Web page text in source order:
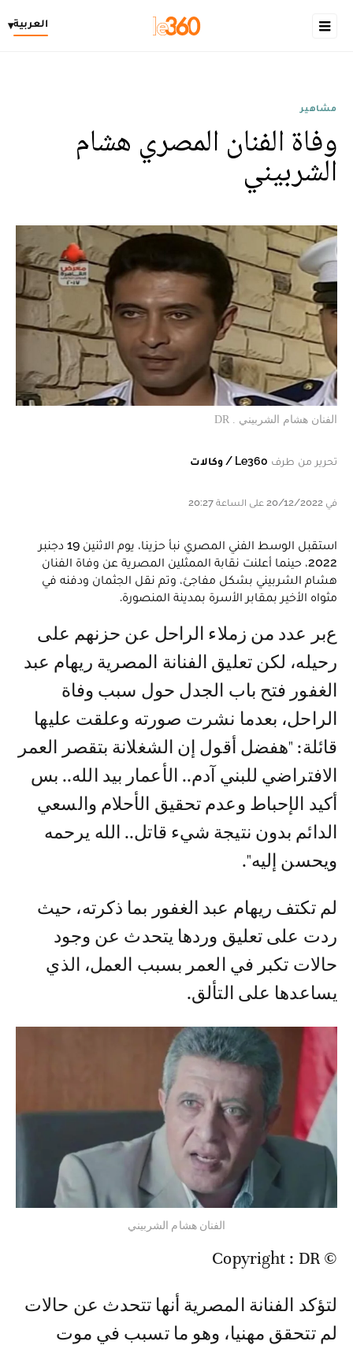
العربية▾
مشاهير
وفاة الفنان المصري هشام
الشربيني
الفنان هشام الشربيني . DR
تحرير من طرف Le360 / وكالات
في 20/12/2022 على الساعة 20:27
استقبل الوسط الفني المصري نبأ حزينا، يوم الاثنين 19 دجنبر
2022، حينما أعلنت نقابة الممثلين المصرية عن وفاة الفنان
هشام الشربيني بشكل مفاجئ، وتم نقل الجثمان ودفنه في
مثواه الأخير بمقابر الأسرة بمدينة المنصورة.
عبر عدد من زملاء الراحل عن حزنهم على
رحيله، لكن تعليق الفنانة المصرية ريهام عبد
الغفور فتح باب الجدل حول سبب وفاة
الراحل، بعدما نشرت صورته وعلقت عليها
قائلة: "هفضل أقول إن الشغلانة بتقصر العمر
الافتراضي للبني آدم.. الأعمار بيد الله.. بس
أكيد الإحباط وعدم تحقيق الأحلام والسعي
الدائم بدون نتيجة شيء قاتل.. الله يرحمه
ويحسن إليه".
لم تكتف ريهام عبد الغفور بما ذكرته، حيث
ردت على تعليق وردها يتحدث عن وجود
حالات تكبر في العمر بسبب العمل، الذي
يساعدها على التألق.
الفنان هشام الشربيني
© Copyright : DR
لتؤكد الفنانة المصرية أنها تتحدث عن حالات
لم تتحقق مهنيا، وهو ما تسبب في موت